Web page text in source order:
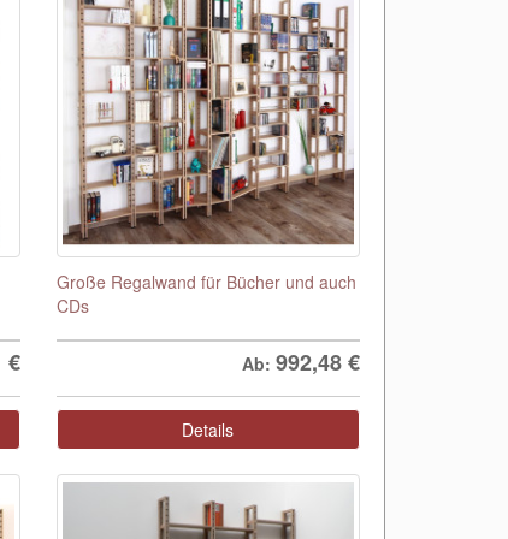
€
Große Regalwand für Bücher und auch
CDs
Ab: 992,48€
Details